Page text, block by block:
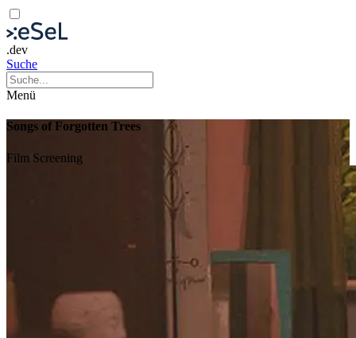
.dev
Suche
Menü
Songs of Forgotten Trees
Film Screening